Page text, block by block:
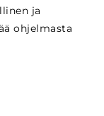
ja
ohjelmasta